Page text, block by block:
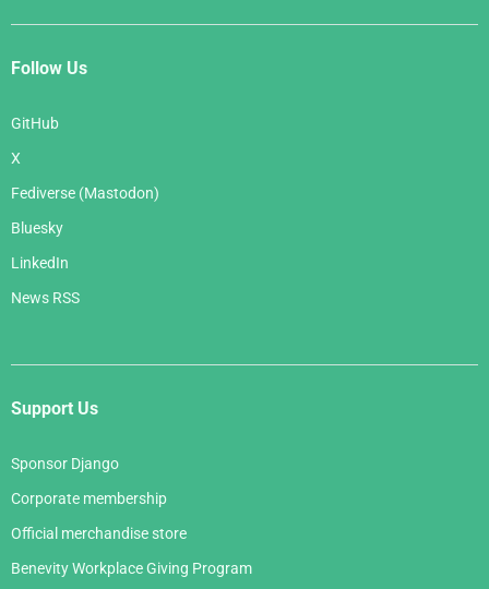
Follow Us
GitHub
X
Fediverse (Mastodon)
Bluesky
LinkedIn
News RSS
Support Us
Sponsor Django
Corporate membership
Official merchandise store
Benevity Workplace Giving Program